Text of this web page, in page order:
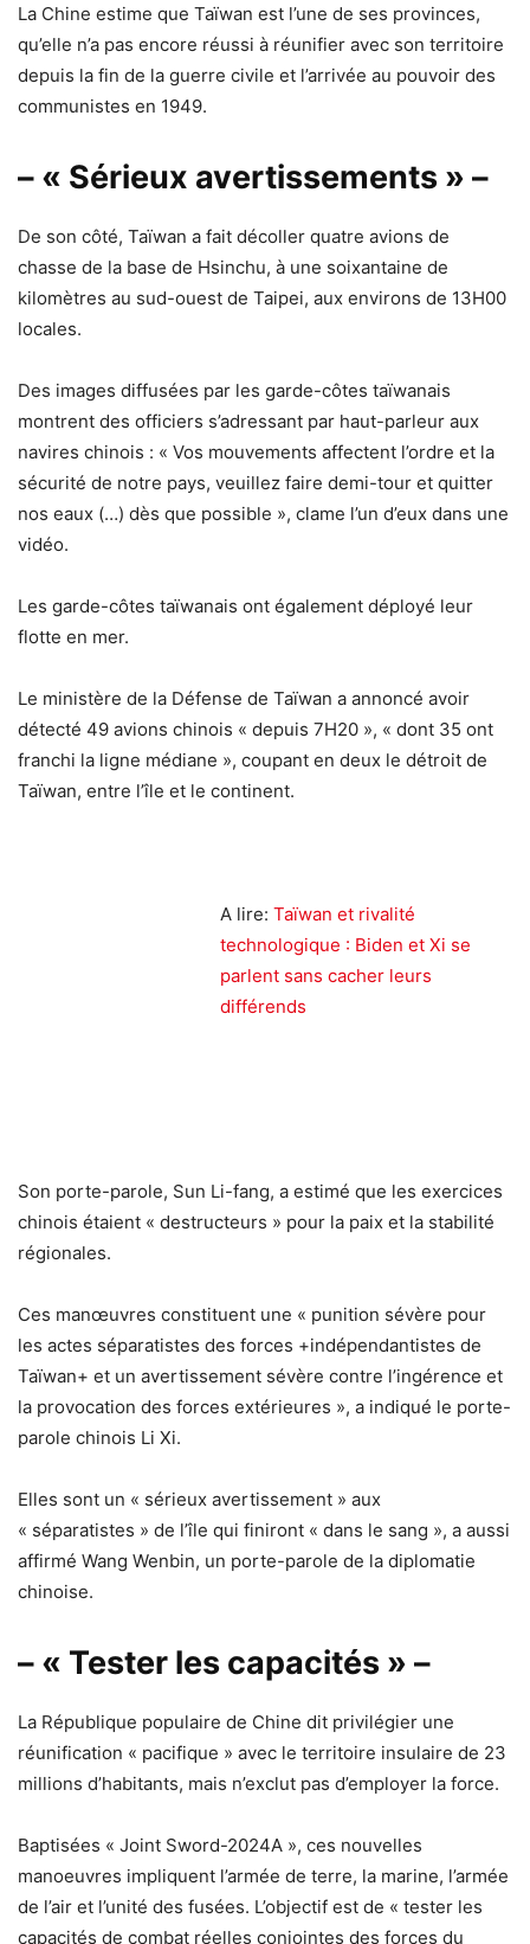
La Chine estime que Taïwan est l’une de ses provinces,
qu’elle n’a pas encore réussi à réunifier avec son territoire
depuis la fin de la guerre civile et l’arrivée au pouvoir des
communistes en 1949.
– « Sérieux avertissements » –
De son côté, Taïwan a fait décoller quatre avions de
chasse de la base de Hsinchu, à une soixantaine de
kilomètres au sud-ouest de Taipei, aux environs de 13H00
locales.
Des images diffusées par les garde-côtes taïwanais
montrent des officiers s’adressant par haut-parleur aux
navires chinois : « Vos mouvements affectent l’ordre et la
sécurité de notre pays, veuillez faire demi-tour et quitter
nos eaux (…) dès que possible », clame l’un d’eux dans une
vidéo.
Les garde-côtes taïwanais ont également déployé leur
flotte en mer.
Le ministère de la Défense de Taïwan a annoncé avoir
détecté 49 avions chinois « depuis 7H20 », « dont 35 ont
franchi la ligne médiane », coupant en deux le détroit de
Taïwan, entre l’île et le continent.
A lire: Taïwan et rivalité
technologique : Biden et Xi se
parlent sans cacher leurs
différends
Son porte-parole, Sun Li-fang, a estimé que les exercices
chinois étaient « destructeurs » pour la paix et la stabilité
régionales.
Ces manœuvres constituent une « punition sévère pour
les actes séparatistes des forces +indépendantistes de
Taïwan+ et un avertissement sévère contre l’ingérence et
la provocation des forces extérieures », a indiqué le porte-
parole chinois Li Xi.
Elles sont un « sérieux avertissement » aux
« séparatistes » de l’île qui finiront « dans le sang », a aussi
affirmé Wang Wenbin, un porte-parole de la diplomatie
chinoise.
– « Tester les capacités » –
La République populaire de Chine dit privilégier une
réunification « pacifique » avec le territoire insulaire de 23
millions d’habitants, mais n’exclut pas d’employer la force.
Baptisées « Joint Sword-2024A », ces nouvelles
manoeuvres impliquent l’armée de terre, la marine, l’armée
de l’air et l’unité des fusées. L’objectif est de « tester les
capacités de combat réelles conjointes des forces du